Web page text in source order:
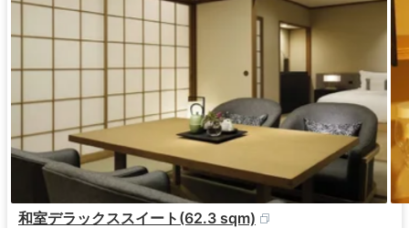
和室デラックススイート(62.3 sqm)